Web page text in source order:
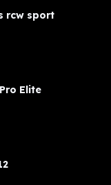
rcw sport
Elite